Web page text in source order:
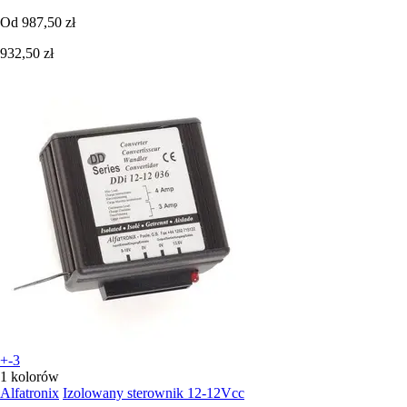
Od 987,50 zł
932,50 zł
+-3
1 kolorów
Alfatronix Izolowany sterownik 12-12Vcc